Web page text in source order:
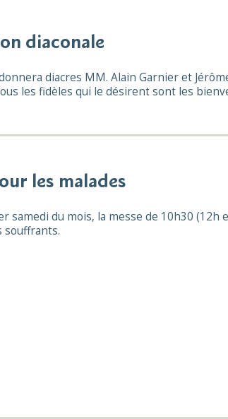
diaconale
diacres MM. Alain Garnier et
les fidèles qui le désirent sont les
les malades
samedi du mois, la messe de 10h30
souffrants.